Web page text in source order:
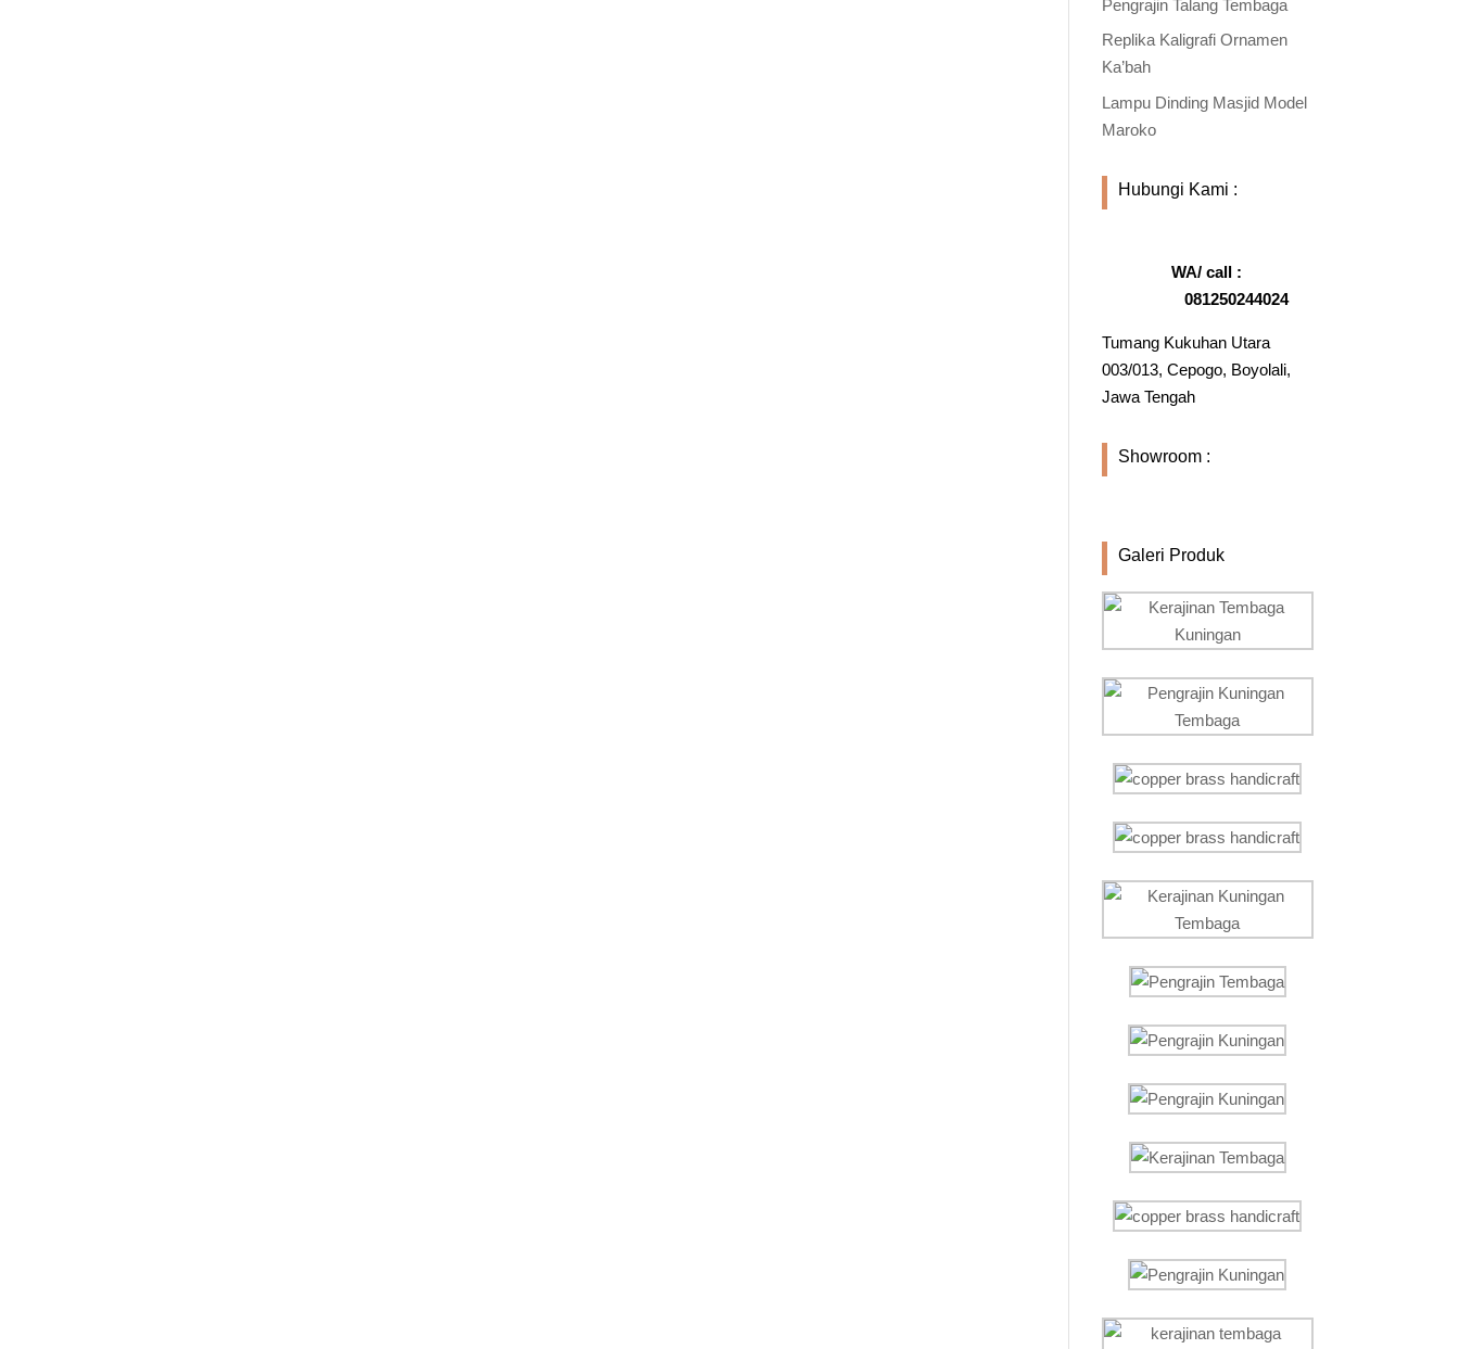
Pengrajin Talang Tembaga
Replika Kaligrafi Ornamen
Ka’bah
Lampu Dinding Masjid Model
Maroko
Hubungi Kami :
WA/ call :
081250244024
Tumang Kukuhan Utara
003/013, Cepogo, Boyolali,
Jawa Tengah
Showroom :
Galeri Produk